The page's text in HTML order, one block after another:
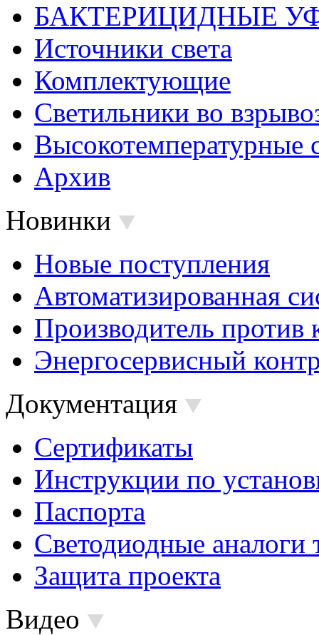
БАКТЕРИЦИДНЫЕ
Источники света
Комплектующие
Светильники во
Высокотемпературные
Архив
Новинки
Новые поступления
Автоматизированная
Производитель против
Энергосервисный
Документация
Сертификаты
Инструкции по
Паспорта
Светодиодные аналоги
Защита проекта
Видео